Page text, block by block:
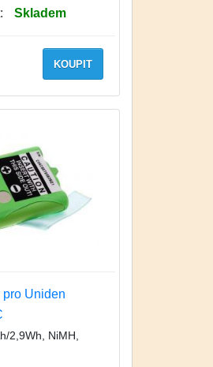
Skladem
KOUPIT
Uniden
2,9Wh, NiMH,